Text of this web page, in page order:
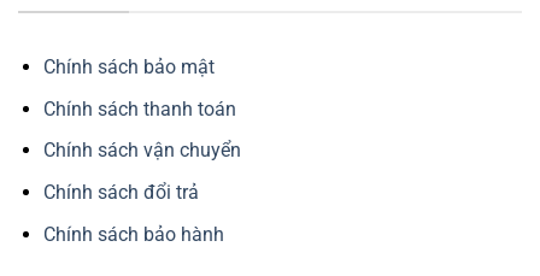
Chính sách bảo mật
Chính sách thanh toán
Chính sách vận chuyển
Chính sách đổi trả
Chính sách bảo hành